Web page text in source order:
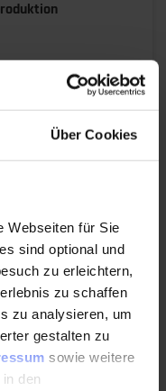
Über Cookies
Webseiten für Sie
sind optional und
zu erleichtern,
zu schaffen
zu analysieren, um
gestalten zu
sowie weitere
den
Ihr Unternehmen